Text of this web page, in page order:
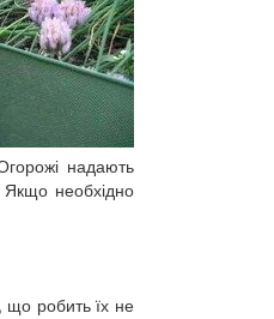
надають
Якщо необхідно
що робить їх не